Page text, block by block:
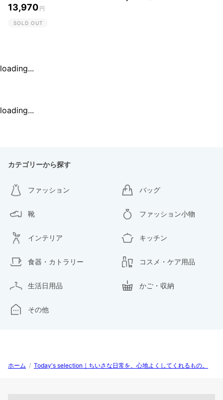
13,970 円
SOLD OUT
loading...
loading...
カテゴリーから探す
ファッション バッグ
靴 ファッション小物
インテリア キッチン
食器・カトラリー コスメ・ケア用品
生活日用品 かご・収納
その他
ホーム / Today's selection｜ちいさな日常を、心地よくしてくれるもの。